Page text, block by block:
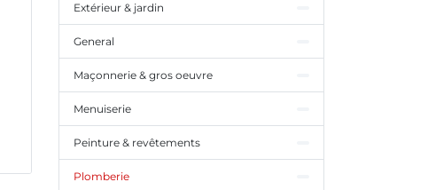
Extérieur & jardin
General
Maçonnerie & gros oeuvre
Menuiserie
Peinture & revêtements
Plomberie